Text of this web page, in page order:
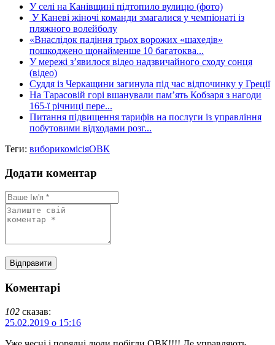
У селі на Канівщині підтопило вулицю (фото)
У Каневі жіночі команди змагалися у чемпіонаті із
пляжного волейболу
«Внаслідок падіння трьох ворожих «шахедів»
пошкоджено щонайменше 10 багатоква...
У мережі з’явилося відео надзвичайного сходу сонця
(відео)
Суддя із Черкащини загинула під час відпочинку у Греції
На Тарасовій горі вшанували пам’ять Кобзаря з нагоди
165-ї річниці пере...
Питання підвищення тарифів на послуги із управління
побутовими відходами розг...
Теги: виборикомісіяОВК
Додати коментар
Коментарі
102 сказав:
25.02.2019 о 15:16